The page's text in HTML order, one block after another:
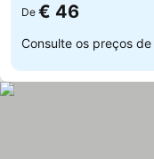
De € 46
Consulte os preços de